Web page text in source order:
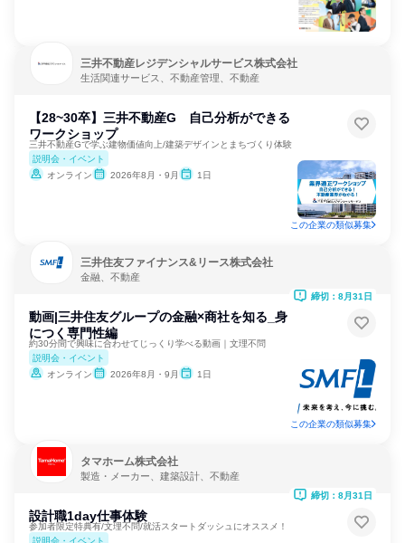
三井不動産レジデンシャルサービス株式会社
生活関連サービス、不動産管理、不動産
【28~30卒】三井不動産G 自己分析ができる
ワークショップ
三井不動産Gで学ぶ建物価値向上/建築デザインとまちづくり体験
説明会・イベント
オンライン
2026年8月・9月 1日
この企業の類似募集
三井住友ファイナンス&リース株式会社
金融、不動産
動画|三井住友グループの金融×商社を知る_身
につく専門性編
約30分間で興味に合わせてじっくり学べる動画｜文理不問
説明会・イベント
オンライン
2026年8月・9月 1日
締切：8月31日
この企業の類似募集
タマホーム株式会社
製造・メーカー、建築設計、不動産
設計職1day仕事体験
参加者限定特典有/文理不問/就活スタートダッシュにオススメ！
説明会・イベント
締切：8月31日